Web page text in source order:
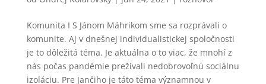
Komunita I S Jánom Máhrikom sme sa rozprávali o
komunite. Aj v dnešnej individualistickej spoločnosti
je to dôležitá téma. Je aktuálna o to viac, že mnohí z
nás počas pandémie prežívali nedobrovoľnú sociálnu
izoláciu. Pre Jančiho je táto téma významnou v